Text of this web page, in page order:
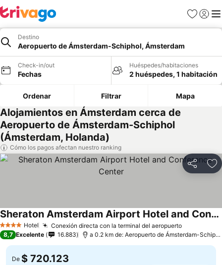
Favoritos
Iniciar
Destino
Aeropuerto de Ámsterdam-Schiphol, Ámsterdam
Check-in/out
Fechas
Huéspedes/habitaciones
2 huéspedes, 1 habitación
Ordenar Filtrar Mapa
Alojamientos en Ámsterdam cerca de
Aeropuerto de Ámsterdam-Schiphol
(Ámsterdam, Holanda)
Cómo los pagos afectan nuestro ranking
Compartir
4 EstrellasHotel Conexión directa con la terminal del aeropuerto
Sheraton Amsterdam Airport Hotel and Conference Center
8,7 Excelente 16.883 a 0.2 km de: Aeropuerto de Ámsterdam-Schiphol
De $ 720.123